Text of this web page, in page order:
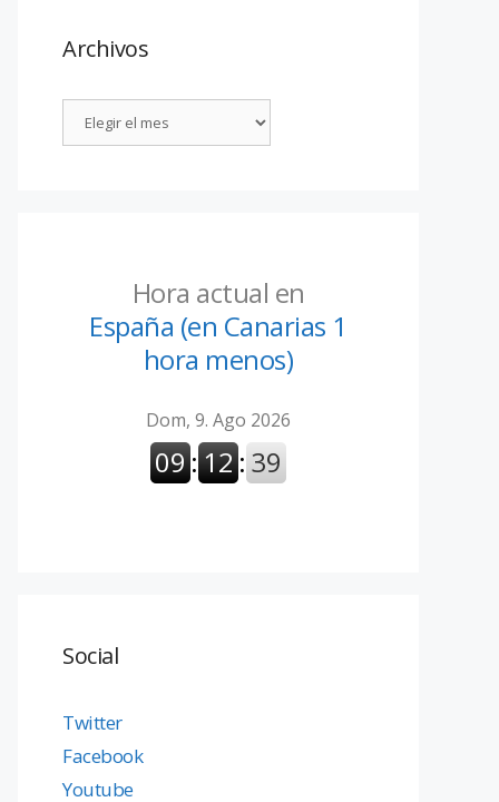
Archivos
Hora actual en
España (en Canarias 1
hora menos)
Social
Twitter
Facebook
Youtube